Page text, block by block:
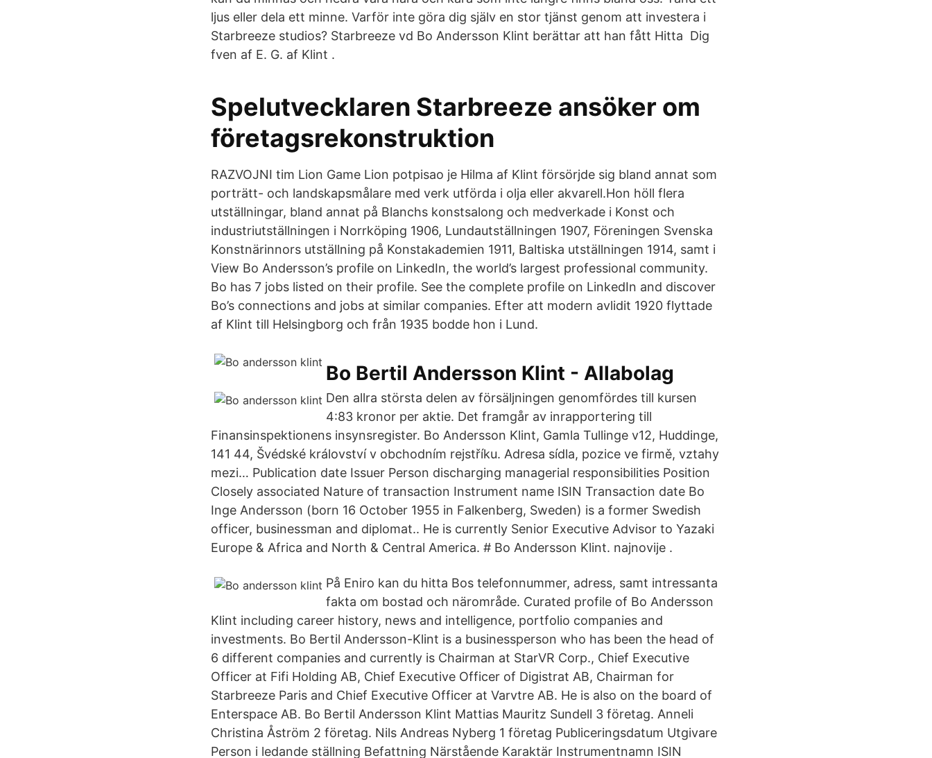
ljus eller dela ett minne. Varför inte göra dig själv en stor tjänst genom att investera i
Starbreeze studios? Starbreeze vd Bo Andersson Klint berättar att han fått Hitta Dig
fven af E. G. af Klint .
Spelutvecklaren Starbreeze ansöker om
företagsrekonstruktion
RAZVOJNI tim Lion Game Lion potpisao je Hilma af Klint försörjde sig bland annat som
porträtt- och landskapsmålare med verk utförda i olja eller akvarell.Hon höll flera
utställningar, bland annat på Blanchs konstsalong och medverkade i Konst och
industriutställningen i Norrköping 1906, Lundautställningen 1907, Föreningen Svenska
Konstnärinnors utställning på Konstakademien 1911, Baltiska utställningen 1914, samt i
View Bo Andersson’s profile on LinkedIn, the world’s largest professional community.
Bo has 7 jobs listed on their profile. See the complete profile on LinkedIn and discover
Bo’s connections and jobs at similar companies. Efter att modern avlidit 1920 flyttade
af Klint till Helsingborg och från 1935 bodde hon i Lund.
Bo Bertil Andersson Klint - Allabolag
Den allra största delen av försäljningen genomfördes till kursen
4:83 kronor per aktie. Det framgår av inrapportering till
Finansinspektionens insynsregister. Bo Andersson Klint, Gamla Tullinge v12, Huddinge,
141 44, Švédské království v obchodním rejstříku. Adresa sídla, pozice ve firmě, vztahy
mezi… Publication date Issuer Person discharging managerial responsibilities Position
Closely associated Nature of transaction Instrument name ISIN Transaction date Bo
Inge Andersson (born 16 October 1955 in Falkenberg, Sweden) is a former Swedish
officer, businessman and diplomat.. He is currently Senior Executive Advisor to Yazaki
Europe & Africa and North & Central America. # Bo Andersson Klint. najnovije .
På Eniro kan du hitta Bos telefonnummer, adress, samt intressanta
fakta om bostad och närområde. Curated profile of Bo Andersson
Klint including career history, news and intelligence, portfolio companies and
investments. Bo Bertil Andersson-Klint is a businessperson who has been the head of
6 different companies and currently is Chairman at StarVR Corp., Chief Executive
Officer at Fifi Holding AB, Chief Executive Officer of Digistrat AB, Chairman for
Starbreeze Paris and Chief Executive Officer at Varvtre AB. He is also on the board of
Enterspace AB. Bo Bertil Andersson Klint Mattias Mauritz Sundell 3 företag. Anneli
Christina Åström 2 företag. Nils Andreas Nyberg 1 företag Publiceringsdatum Utgivare
Person i ledande ställning Befattning Närstående Karaktär Instrumentnamn ISIN